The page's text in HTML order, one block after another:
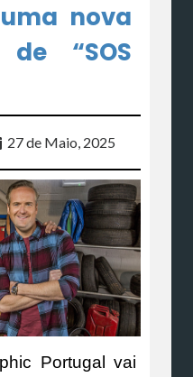
nova
“SOS
27 de Maio, 2025
Portugal vai